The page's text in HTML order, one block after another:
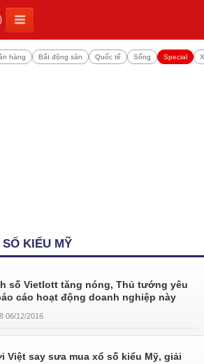
hàng Bất động sản Quốc tế Sống Special
KIỂU MỸ
số Vietlott tăng nóng, Thủ tướng yêu
cáo hoạt động doanh nghiệp này
06/12/2016
Việt say sưa mua xổ số kiểu Mỹ, giải